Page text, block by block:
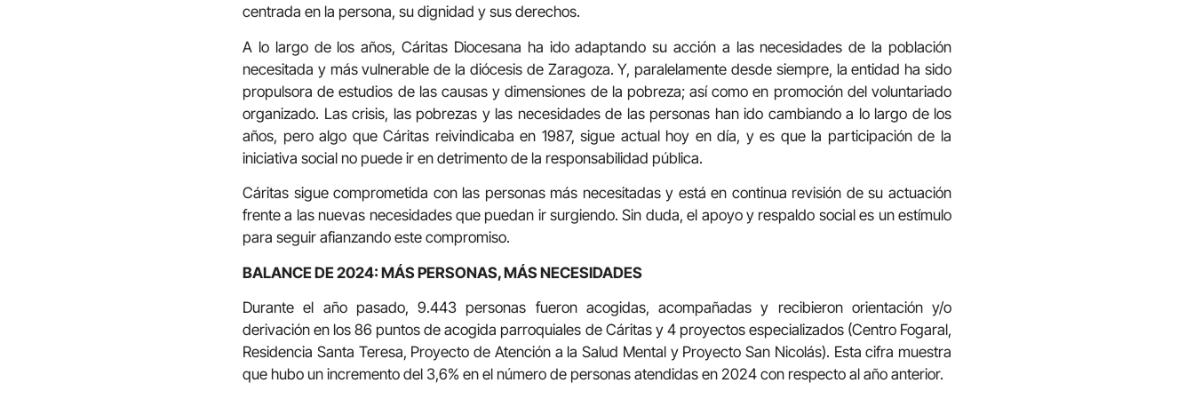
centrada en la persona, su dignidad y sus derechos.
A lo largo de los años, Cáritas Diocesana ha ido adaptando su acción a las necesidades de la población
necesitada y más vulnerable de la diócesis de Zaragoza. Y, paralelamente desde siempre, la entidad ha sido
propulsora de estudios de las causas y dimensiones de la pobreza; así como en promoción del voluntariado
organizado. Las crisis, las pobrezas y las necesidades de las personas han ido cambiando a lo largo de los
años, pero algo que Cáritas reivindicaba en 1987, sigue actual hoy en día, y es que la participación de la
iniciativa social no puede ir en detrimento de la responsabilidad pública.
Cáritas sigue comprometida con las personas más necesitadas y está en continua revisión de su actuación
frente a las nuevas necesidades que puedan ir surgiendo. Sin duda, el apoyo y respaldo social es un estímulo
para seguir afianzando este compromiso.
BALANCE DE 2024: MÁS PERSONAS, MÁS NECESIDADES
Durante el año pasado, 9.443 personas fueron acogidas, acompañadas y recibieron orientación y/o
derivación en los 86 puntos de acogida parroquiales de Cáritas y 4 proyectos especializados (Centro Fogaral,
Residencia Santa Teresa, Proyecto de Atención a la Salud Mental y Proyecto San Nicolás). Esta cifra muestra
que hubo un incremento del 3,6% en el número de personas atendidas en 2024 con respecto al año anterior.